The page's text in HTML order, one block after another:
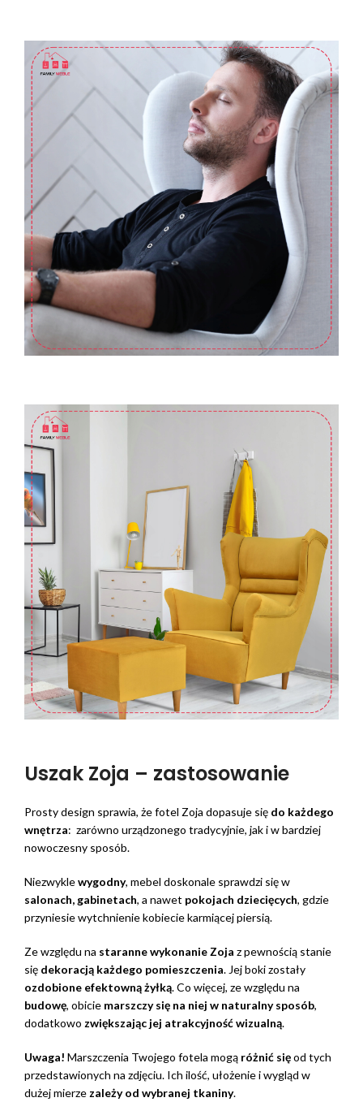
Uszak Zoja – zastosowanie
Prosty design sprawia, że fotel Zoja dopasuje się do każdego
wnętrza: zarówno urządzonego tradycyjnie, jak i w bardziej
nowoczesny sposób.
Niezwyklewygodny, mebel doskonale sprawdzi się w
salonach, gabinetach, a nawet pokojach dziecięcych, gdzie
przyniesie wytchnienie kobiecie karmiącej piersią.
Ze względu na staranne wykonanie Zoja z pewnością stanie
się dekoracją każdego pomieszczenia. Jej boki zostały
ozdobione efektowną żyłką. Co więcej, ze względu na
budowę, obicie marszczy się na niej w naturalny sposób,
dodatkowo zwiększając jej atrakcyjność wizualną.
Uwaga! Marszczenia Twojego fotela mogą różnić sięod tych
przedstawionych na zdjęciu. Ich ilość, ułożenie i wygląd w
dużej mierze zależy od wybranej tkaniny.